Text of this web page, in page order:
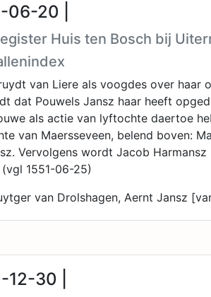
06-20 |
Huis ten Bosch bij
van Liere als voogdes over haar
dat Pouwels Jansz haar heeft
als actie van lyftochte daertoe
van Maersseveen, belend boven:
Vervolgens wordt Jacob
1551-06-25)
van Drolshagen, Aernt Jansz
12-30 |